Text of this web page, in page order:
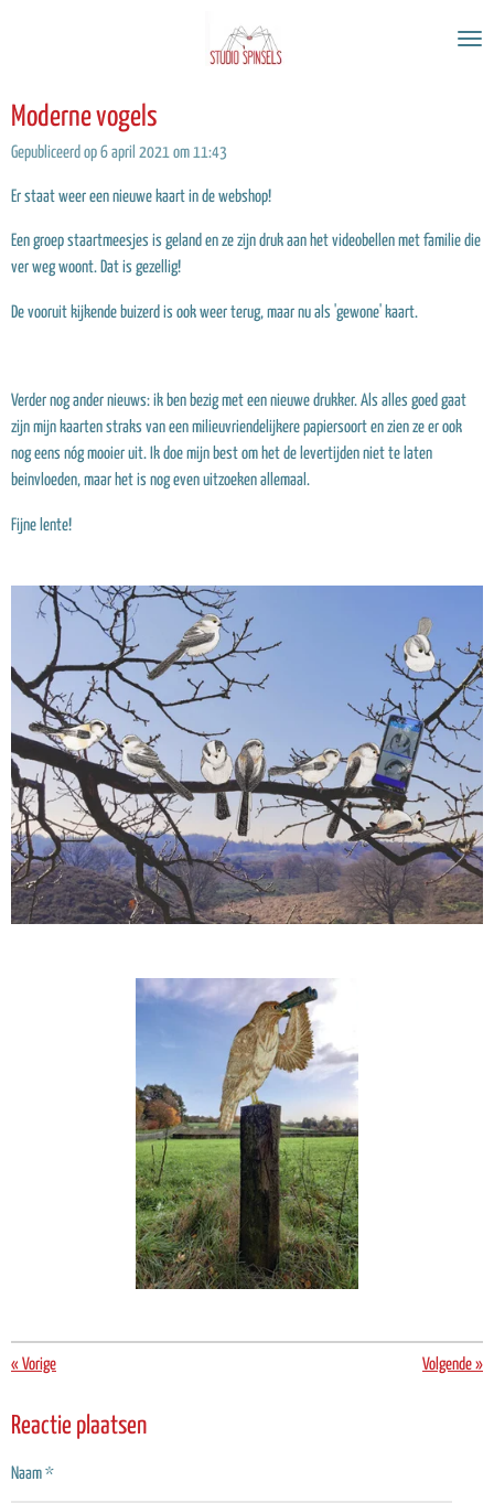
de
hoofdinhoud
Moderne vogels
Gepubliceerd op 6 april 2021 om 11:43
Er staat weer een nieuwe kaart in de webshop!
Een groep staartmeesjes is geland en ze zijn druk aan het videobellen met familie die
ver weg woont. Dat is gezellig!
De vooruit kijkende buizerd is ook weer terug, maar nu als 'gewone' kaart.
Verder nog ander nieuws: ik ben bezig met een nieuwe drukker. Als alles goed gaat
zijn mijn kaarten straks van een milieuvriendelijkere papiersoort en zien ze er ook
nog eens nóg mooier uit. Ik doe mijn best om het de levertijden niet te laten
beinvloeden, maar het is nog even uitzoeken allemaal.
Fijne lente!
« Vorige Volgende »
Reactie plaatsen
Naam *